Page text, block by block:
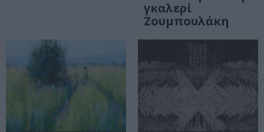
γκαλερί
Ζουμπουλάκη